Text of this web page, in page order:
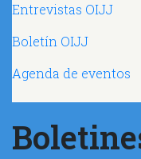
Entrevistas OIJJ
Boletín OIJJ
Agenda de eventos